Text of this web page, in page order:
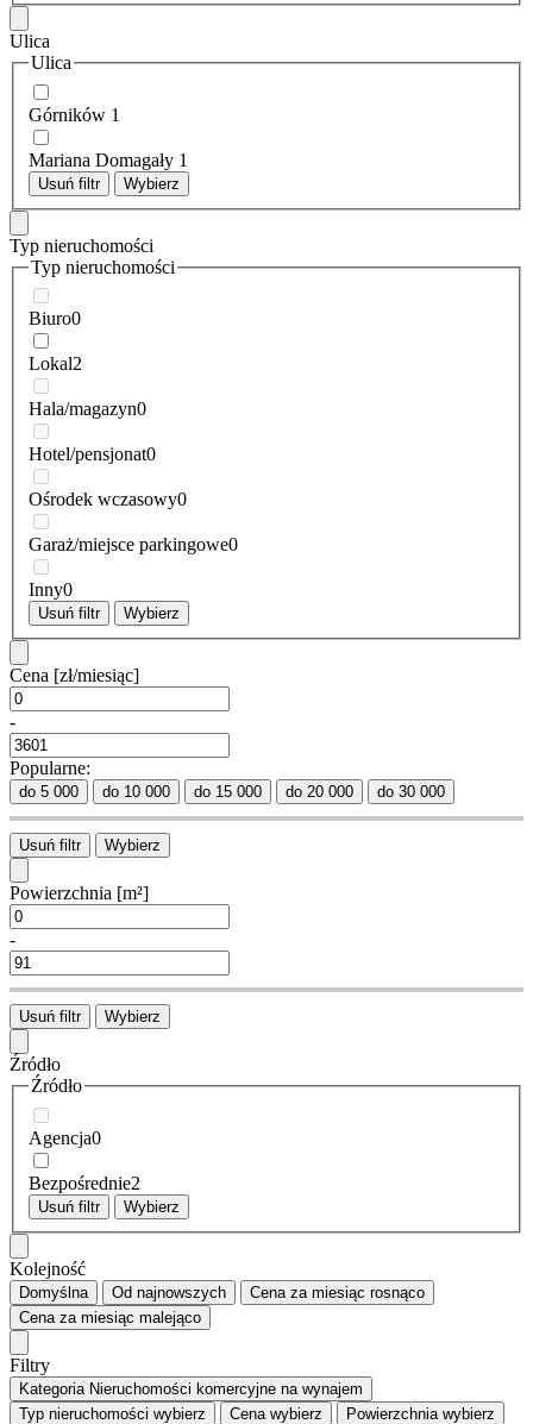
Ulica
Ulica
Górników 1
Mariana Domagały 1
Usuń filtr Wybierz
Typ nieruchomości
Typ nieruchomości
Biuro0
Lokal2
Hala/magazyn0
Hotel/pensjonat0
Ośrodek wczasowy0
Garaż/miejsce parkingowe0
Inny0
Usuń filtr Wybierz
Cena [zł/miesiąc]
-
Popularne:
do 5 000 do 10 000 do 15 000 do 20 000 do 30 000
Usuń filtr Wybierz
Powierzchnia [m²]
-
Usuń filtr Wybierz
Źródło
Źródło
Agencja0
Bezpośrednie2
Usuń filtr Wybierz
Kolejność
Domyślna Od najnowszych Cena za miesiąc rosnąco
Cena za miesiąc malejąco
Filtry
Kategoria Nieruchomości komercyjne na wynajem
Typ nieruchomości wybierz Cena wybierz Powierzchnia wybierz